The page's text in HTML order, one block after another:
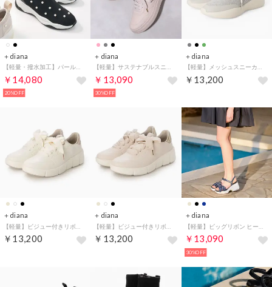
＋diana
￥14,080
20%OFF
＋diana
￥13,090
30%OFF
＋diana
￥13,200
＋diana
￥13,200
＋diana
￥13,200
＋diana
￥13,090
30%OFF